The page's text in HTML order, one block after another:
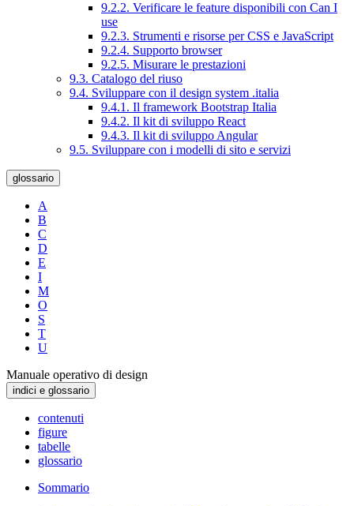
9.2.2. Verificare le feature disponibili con Can I
use
9.2.3. Strumenti e risorse per CSS e JavaScript
9.2.4. Supporto browser
9.2.5. Misurare le prestazioni
9.3. Catalogo del riuso
9.4. Sviluppare con il design system .italia
9.4.1. Il framework Bootstrap Italia
9.4.2. Il kit di sviluppo React
9.4.3. Il kit di sviluppo Angular
9.5. Sviluppare con i modelli di sito e servizi
glossario
A
B
C
D
E
I
M
O
S
T
U
Manuale operativo di design
indici e glossario
contenuti
figure
tabelle
glossario
Sommario